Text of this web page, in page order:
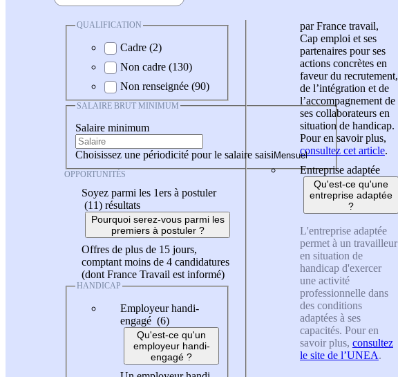
QUALIFICATION
Cadre (2)
Non cadre (130)
Non renseignée (90)
SALAIRE BRUT MINIMUM
Salaire minimum
Choisissez une périodicité pour le salaire saisi
OPPORTUNITÉS
Soyez parmi les 1ers à postuler
(11) résultats
Pourquoi serez-vous parmi les
premiers à postuler ?
Offres de plus de 15 jours,
comptant moins de 4 candidatures
(dont France Travail est informé)
HANDICAP
Employeur handi-
engagé (6)
Qu'est-ce qu'un
employeur handi-
engagé ?
par France travail,
Cap emploi et ses
partenaires pour ses
actions concrètes en
faveur du recrutement,
de l’intégration et de
l’accompagnement de
ses collaborateurs en
situation de handicap.
Pour en savoir plus,
consultez cet article.
Entreprise adaptée
Qu'est-ce qu'une
entreprise adaptée
?
L'entreprise adaptée
permet à un travailleur
en situation de
handicap d'exercer
une activité
professionnelle dans
des conditions
adaptées à ses
capacités. Pour en
savoir plus, consultez
le site de l’UNEA.